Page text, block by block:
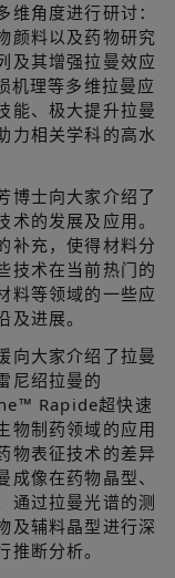
角度进行研讨：
颜料以及药物研究
及其增强拉曼效应
机理等多维拉曼应
能、极大提升拉曼
力相关学科的高水
博士向大家介绍了
的发展及应用。
补充，使得材料分
技术在当前热门的
料等领域的一些应
进展。
向大家介绍了拉曼
尼绍拉曼的
Rapide超快速
物制药领域的应用
物表征技术的差异
像在药物晶型、
通过拉曼光谱的测
及辅料晶型进行深
断分析。